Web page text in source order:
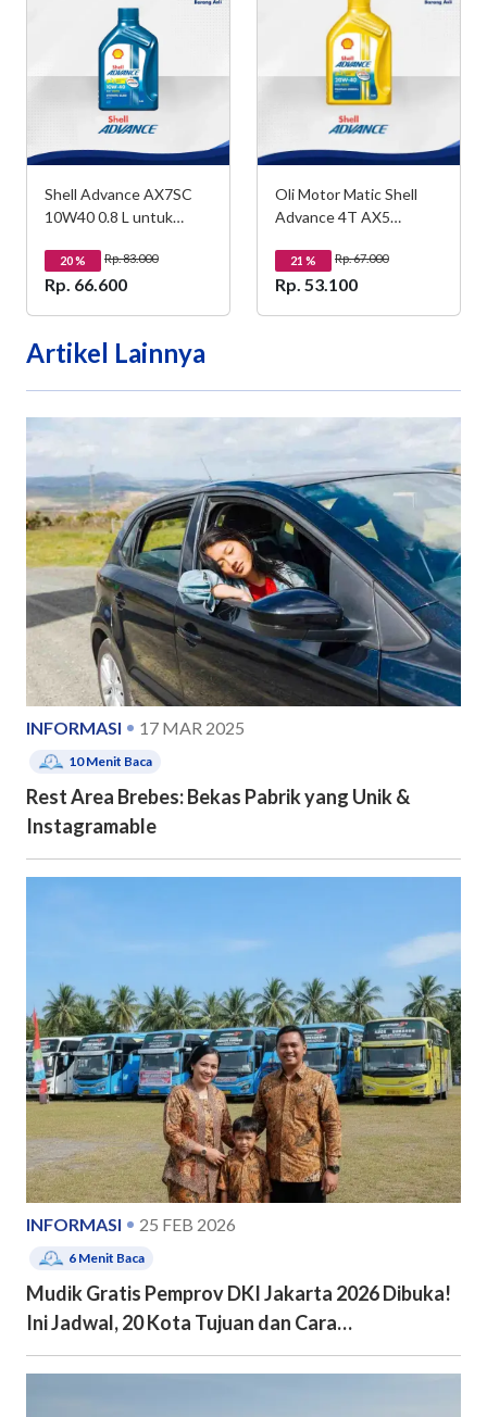
Shell Advance AX7SC
10W40 0.8 L untuk
20% Rp. 83.000
Rp. 66.600
Oli Motor Matic Shell
Advance 4T AX5
Honda, Yamaha, Suzuki -
All Brand
21 % Rp. 67.000
Rp. 53.100
Artikel Lainnya
INFORMASI 17 MAR 2025
10Menit Baca
Rest Area Brebes: Bekas Pabrik yang Unik &
Instagramable
INFORMASI 25 FEB 2026
6 Menit Baca
Mudik Gratis Pemprov DKI Jakarta 2026 Dibuka!
Ini Jadwal, 20 Kota Tujuan dan Cara
Pendaftarannya